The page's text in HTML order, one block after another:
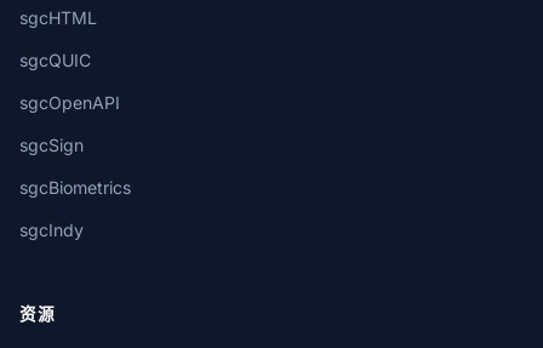
sgcHTML
sgcQUIC
sgcOpenAPI
sgcSign
sgcBiometrics
sgcIndy
资源